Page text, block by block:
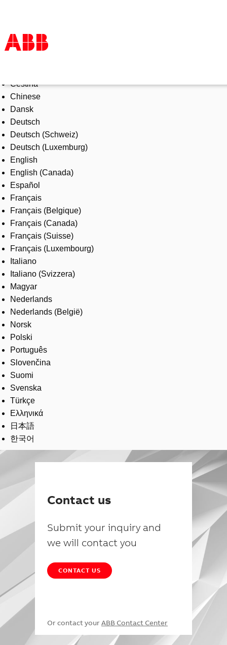
Products & Solutions
Industries
Services
About us
Where to buy
Contact us
Careers
Čeština
Chinese
Dansk
Deutsch
Deutsch (Schweiz)
Deutsch (Luxemburg)
English
English (Canada)
Español
Français
Français (Belgique)
Français (Canada)
Français (Suisse)
Français (Luxembourg)
Italiano
Italiano (Svizzera)
Magyar
Nederlands
Nederlands (België)
Norsk
Polski
Português
Slovenčina
Suomi
Svenska
Türkçe
Ελληνικά
日本語
한국어
Contact us
Submit your inquiry and
we will contact you
CONTACT US
Or contact your ABB Contact Center